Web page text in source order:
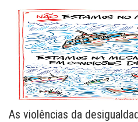
As violências da